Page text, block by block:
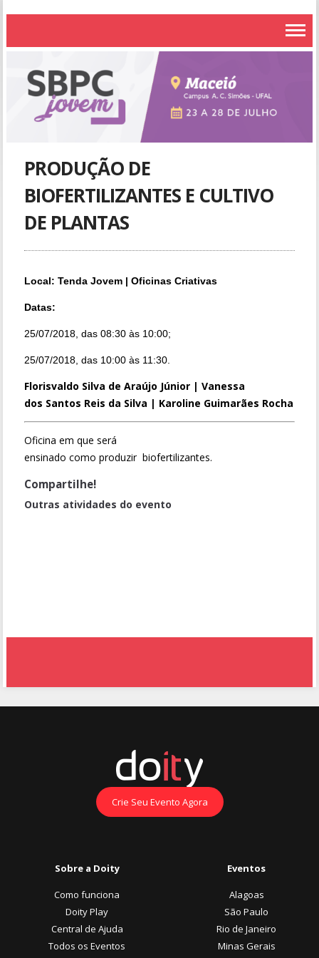
PRODUÇÃO DE
BIOFERTILIZANTES E CULTIVO
DE PLANTAS
Local: Tenda Jovem | Oficinas Criativas
Datas:
25/07/2018, das 08:30 às 10:00;
25/07/2018, das 10:00 às 11:30.
Florisvaldo Silva de Araújo Júnior | Vanessa
dos Santos Reis da Silva | Karoline Guimarães Rocha
Oficina em que será
ensinado como produzir biofertilizantes.
Compartilhe!
Outras atividades do evento
Crie Seu Evento Agora
Sobre a Doity
Como funciona
Doity Play
Central de Ajuda
Todos os Eventos
Eventos
Alagoas
São Paulo
Rio de Janeiro
Minas Gerais